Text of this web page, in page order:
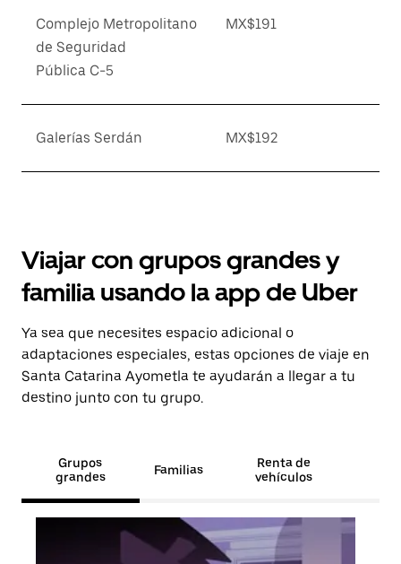
Complejo Metropolitano
de Seguridad
Pública C-5
MX$191
Galerías Serdán MX$192
Viajar con grupos grandes y
familia usando la app de Uber
Ya sea que necesites espacio adicional o
adaptaciones especiales, estas opciones de viaje en
Santa Catarina Ayometla te ayudarán a llegar a tu
destino junto con tu grupo.
Grupos
grandes
Familias
Renta de
vehículos